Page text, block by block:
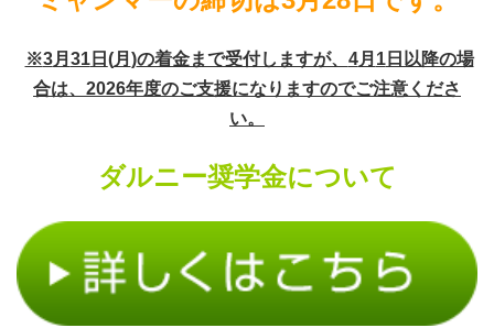
※3月 31日 (月 )の着金まで受付しますが、 4月 1日以降の場
合は、 2026年度のご支援になりますのでご注意くださ
い。
ダルニー奨学金について